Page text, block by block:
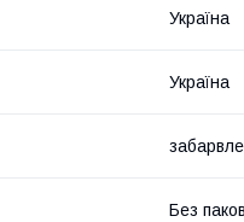
Україна
Україна
Без